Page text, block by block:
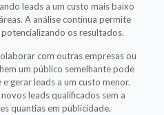
leads a um custo mais baixo
A análise contínua permite
os resultados.
com outras empresas ou
um público semelhante pode
gerar leads a um custo menor.
leads qualificados sem a
quantias em publicidade.